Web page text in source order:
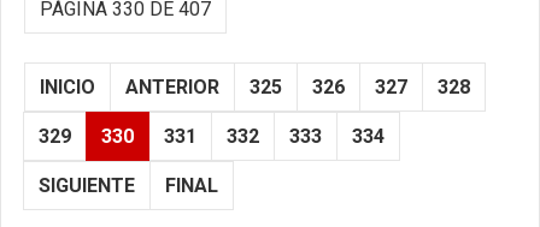
PÁGINA 330 DE 407
INICIO ANTERIOR 325 326 327 328
329 330 331 332 333 334
SIGUIENTE FINAL